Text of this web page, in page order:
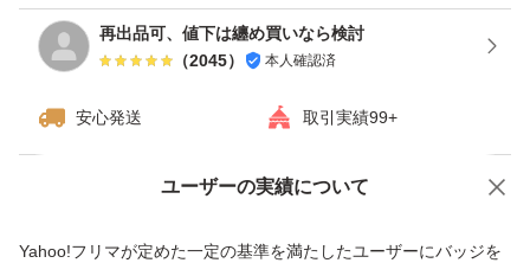
再出品可、値下は纏め買いなら検討
（2045） 本人確認済
安心発送 取引実績99+
ユーザーの実績について
Yahoo!フリマが定めた一定の基準を満たしたユーザーにバッジを
価格の相談 商品への質問